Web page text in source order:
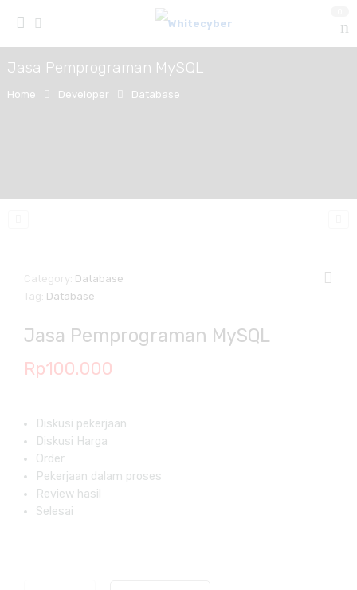
Jasa Pemprograman MySQL
Home Developer Database
Category: Database
Tag: Database
Jasa Pemprograman MySQL
Rp100.000
Diskusi pekerjaan
Diskusi Harga
Order
Pekerjaan dalam proses
Review hasil
Selesai